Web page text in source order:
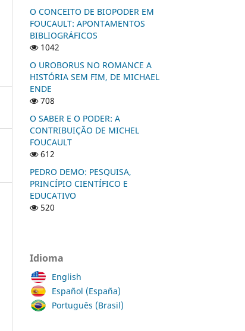
O CONCEITO DE BIOPODER EM
FOUCAULT: APONTAMENTOS
BIBLIOGRÁFICOS
1042
O UROBORUS NO ROMANCE A
HISTÓRIA SEM FIM, DE MICHAEL
ENDE
708
O SABER E O PODER: A
CONTRIBUIÇÃO DE MICHEL
FOUCAULT
612
PEDRO DEMO: PESQUISA,
PRINCÍPIO CIENTÍFICO E
EDUCATIVO
520
Idioma
English
Español (España)
Português (Brasil)